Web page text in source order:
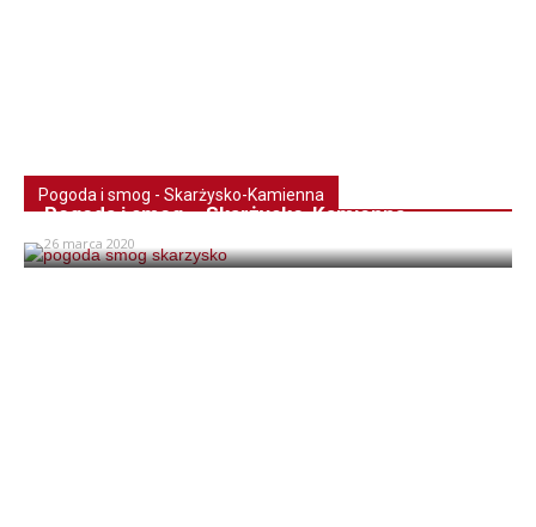
Pogoda i smog - Skarżysko-Kamienna
Pogoda i smog – Skarżysko-Kamienna
26 marca 2020